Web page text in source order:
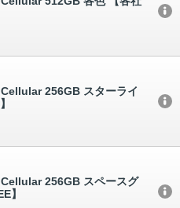
256GB スターライ
256GB スペースグ
】